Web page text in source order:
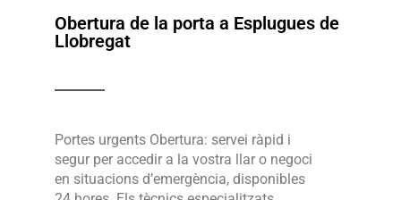
Obertura de la porta a Esplugues de
Llobregat
Portes urgents Obertura: servei ràpid i
segur per accedir a la vostra llar o negoci
en situacions d’emergència, disponibles